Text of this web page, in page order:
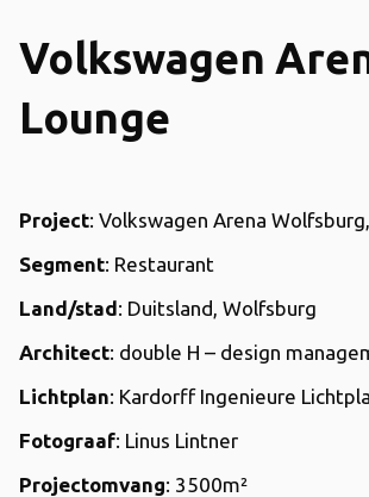
Volkswagen
Lounge
Project: Volkswagen Arena
Segment: Restaurant
Land/stad: Duitsland, Wolfsburg
Architect: double H – design
Lichtplan: Kardorff Ingenieure
Fotograaf: Linus Lintner
Projectomvang: 3500m²